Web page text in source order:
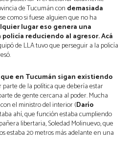
de Tucumán con demasiada
como si fuese alguien que no ha
lugar eso genera una
reduciendo al agresor. Acá
de LLA tuvo que perseguir a la policía
en Tucumán sigan existiendo
parte de la política que debería estar
de gente cercana al poder. Mucha
el ministro del interior (Darío
ahí, que función estaba cumpliendo
libertaria, Soledad Molinuevo, que
estaba 20 metros más adelante en una